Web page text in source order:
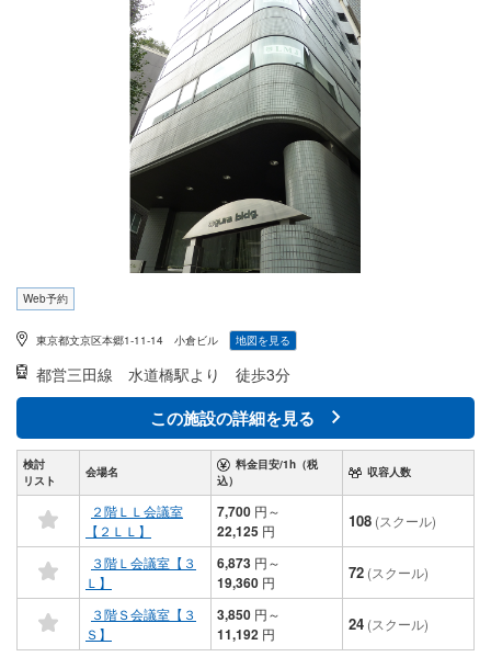
Web予約
東京都文京区本郷1-11-14 小倉ビル 地図を見る
都営三田線 水道橋駅より 徒歩3分
この施設の詳細を見る
検討
リスト
会場名
料金目安/1h（税
込）
収容人数
２階ＬＬ会議室
【２ＬＬ】
7,700 円～
22,125 円 108 (スクール)
３階Ｌ会議室【３
Ｌ】
6,873 円～
19,360 円 72 (スクール)
３階Ｓ会議室【３
Ｓ】
3,850 円～
11,192 円 24 (スクール)